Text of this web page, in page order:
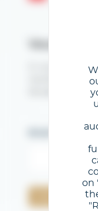
Vins
Veuillez
Si vous vous
veuillez cliquer
de passe" après
on